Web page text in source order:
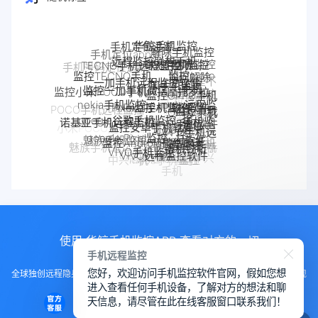
华鲸手机监控
解除手机监控
监听
手机被监控
如何解除
手机是不
是被监控
了
手机被别人
监控了怎么
解除
如何解除
手机被监
控
手机反
监控
苹果手机怎么监控另
一台手机
监控iPhone微信聊天
iPhone监控软件
iPhone苹果手机监控
小米POCO远程控制
POCO手机远程监控
监控小米POCO手机
监控TECNO手机
TECNO手机远程监控
远程监控联想手机
联想手机监控
监控moto
手机
摩托罗拉
moto远程监
控
监控真我
手机软件
真我手机远程
监控别人手机
realme手机
监控
怎么远程监控中兴
手机
中兴myos手机监控
魅族手机怎么远程监控另一台手
机
魅族手机监控
诺基亚手机远程监控
nokia手机监控
监控一加手机微信
一加手机远程监控软件
一加手机监控
监控OPPO手机
软件
OPPO手机
定位
OPPO手机远
程监控
手机窃听
VIVO远程监控软件
VIVO手机监控
google Pixel监控
google谷歌手机监控
Pixel监控APP
Pixel手机监控软件
google手机监
控
Android软件
监控Android微信聊天
监控安卓手机软件
使用 华鲸手机监控APP 查看对方的一切
全球独创远程隐身运行监控手机，不用经过对方同意安装，100%不让对方发现
知道
手机远程监控
您好，欢迎访问手机监控软件官网，假如您想
进入查看任何手机设备，了解对方的想法和聊
天信息，请尽管在此在线客服窗口联系我们！